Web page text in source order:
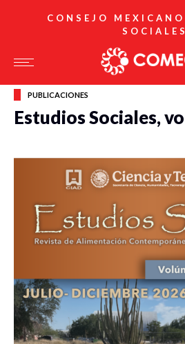
CONSEJO
SOCIALES
PUBLICACIONES
Estudios Sociales,